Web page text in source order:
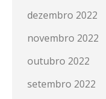
dezembro 2022
novembro 2022
outubro 2022
setembro 2022